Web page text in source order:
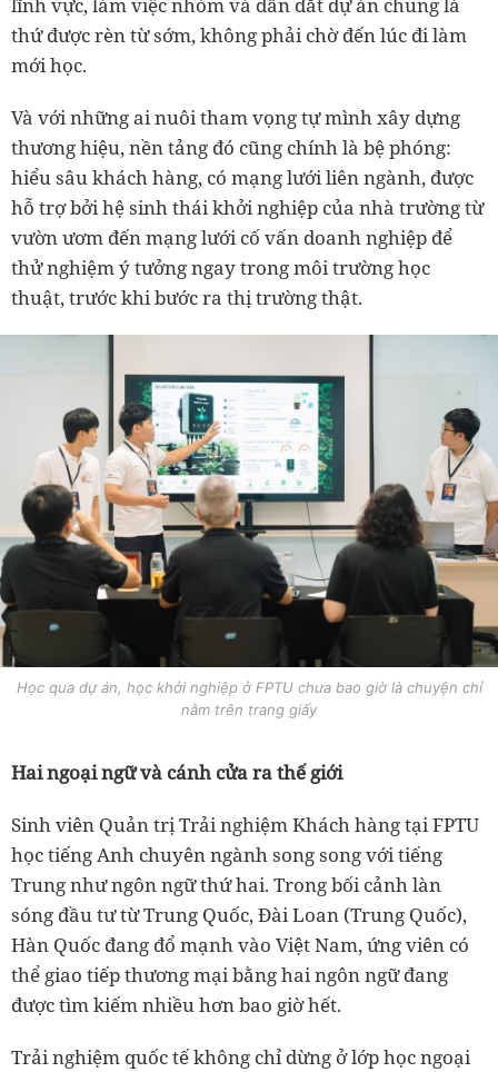
lĩnh vực, làm việc nhóm và dẫn dắt dự án chung là
thứ được rèn từ sớm, không phải chờ đến lúc đi làm
mới học.
Và với những ai nuôi tham vọng tự mình xây dựng
thương hiệu, nền tảng đó cũng chính là bệ phóng:
hiểu sâu khách hàng, có mạng lưới liên ngành, được
hỗ trợ bởi hệ sinh thái khởi nghiệp của nhà trường từ
vườn ươm đến mạng lưới cố vấn doanh nghiệp để
thử nghiệm ý tưởng ngay trong môi trường học
thuật, trước khi bước ra thị trường thật.
Học qua dự án, học khởi nghiệp ở FPTU chưa bao giờ là chuyện chỉ
nằm trên trang giấy
Hai ngoại ngữ và cánh cửa ra thế giới
Sinh viên Quản trị Trải nghiệm Khách hàng tại FPTU
học tiếng Anh chuyên ngành song song với tiếng
Trung như ngôn ngữ thứ hai. Trong bối cảnh làn
sóng đầu tư từ Trung Quốc, Đài Loan (Trung Quốc),
Hàn Quốc đang đổ mạnh vào Việt Nam, ứng viên có
thể giao tiếp thương mại bằng hai ngôn ngữ đang
được tìm kiếm nhiều hơn bao giờ hết.
Trải nghiệm quốc tế không chỉ dừng ở lớp học ngoại